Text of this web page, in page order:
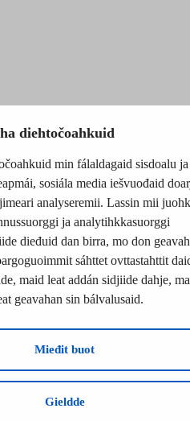
diehtočoahkuid
min fálaldagaid sisdoalu ja
sosiála media iešvuođaid
analyseremii. Lassin mii
ja analytihkkasuorggi
dieđuid dan birra, mo don
sáhttet ovttastahttit
maid leat addán sidjiide dahje,
geavahan sin bálvalusaid.
Mieđit buot
Gieldde